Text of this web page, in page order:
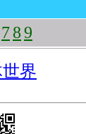
789
界